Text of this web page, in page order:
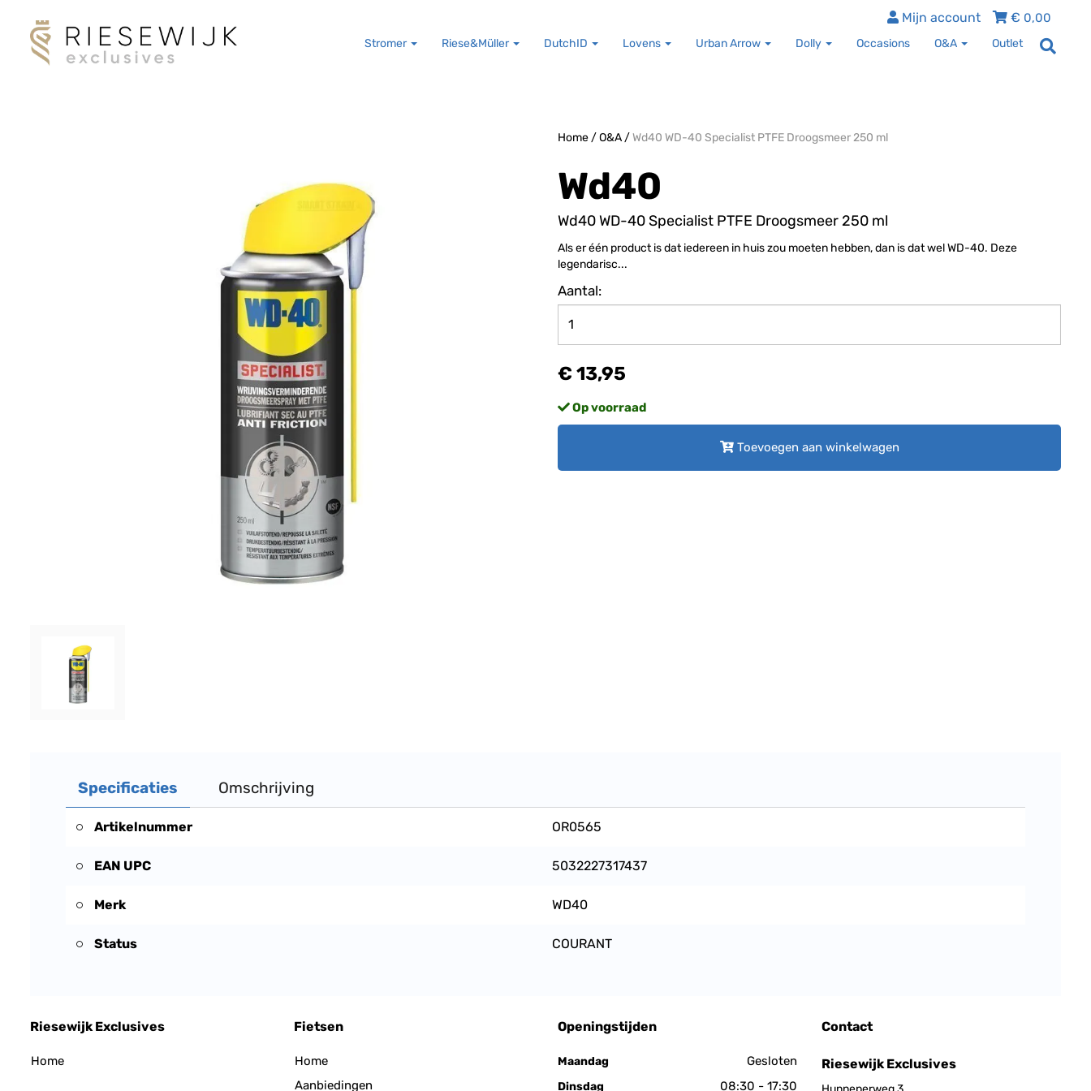
€ 0,00
Mijn account
Stromer Riese&Müller DutchID Lovens Urban Arrow Dolly Occasions O&A Outlet
Home/O&A/Wd40 WD-40 Specialist PTFE Droogsmeer 250 ml
Wd40
Wd40 WD-40 Specialist PTFE Droogsmeer 250 ml
Als er één product is dat iedereen in huis zou moeten hebben, dan is dat wel WD-40. Deze
legendarisc...
Aantal:
€ 13,95
Op voorraad
Toevoegen aan winkelwagen
Specificaties Omschrijving
Artikelnummer OR0565
EAN UPC 5032227317437
Merk WD40
Status COURANT
Riesewijk Exclusives
Home
Fietsen
Home
Aanbiedingen
Openingstijden
Maandag Gesloten
Dinsdag 08:30 - 17:30
Contact
Riesewijk Exclusives